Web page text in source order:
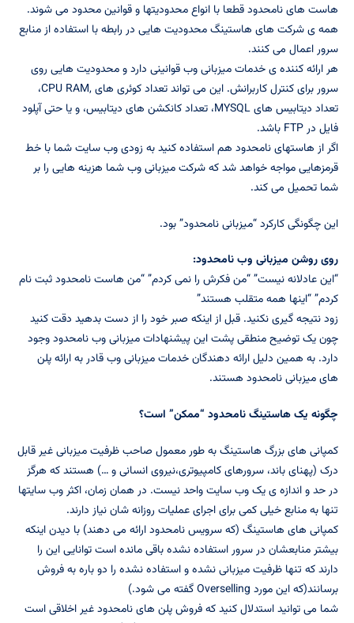
هاست های نامحدود قطعا با انواع محدودیتها و قوانین محدود می شوند.
همه ی شرکت های هاستینگ محدودیت هایی در رابطه با استفاده از منابع
سرور اعمال می کنند.
هر ارائه کننده ی خدمات میزبانی وب قوانینی دارد و محدودیت هایی روی
سرور برای کنترل کاربرانش. این می تواند تعداد کوئری های ,CPU RAM،
تعداد دیتابیس های MYSQL، تعداد کانکشن های دیتابیس، و یا حتی آپلود
فایل در FTP باشد.
اگر از هاستهای نامحدود هم استفاده کنید به زودی وب سایت شما با خط
قرمزهایی مواجه خواهد شد که شرکت میزبانی وب شما هزینه هایی را بر
شما تحمیل می کند.
این چگونگی کارکرد “میزبانی نامحدود” بود.
روی روشن میزبانی وب نامحدود:
“این عادلانه نیست” “من فکرش را نمی کردم” “من هاست نامحدود ثبت نام
کردم” “اینها همه متقلب هستند”
زود نتیجه گیری نکنید. قبل از اینکه صبر خود را از دست بدهید دقت کنید
چون یک توضیح منطقی پشت این پیشنهادات میزبانی وب نامحدود وجود
دارد. به همین دلیل ارائه دهندگان خدمات میزبانی وب قادر به ارائه پلن
های میزبانی نامحدود هستند.
چگونه یک هاستینگ نامحدود “ممکن” است؟
کمپانی های بزرگ هاستینگ به طور معمول صاحب ظرفیت میزبانی غیر قابل
درک (پهنای باند، سرورهای کامپیوتری،نیروی انسانی و …) هستند که هرگز
در حد و اندازه ی یک وب سایت واحد نیست. در همان زمان، اکثر وب سایتها
تنها به منابع خیلی کمی برای اجرای عملیات روزانه شان نیاز دارند.
کمپانی های هاستینگ (که سرویس نامحدود ارائه می دهند) با دیدن اینکه
بیشتر منابعشان در سرور استفاده نشده باقی مانده است توانایی این را
دارند که تنها ظرفیت میزبانی نشده و استفاده نشده را دو باره به فروش
برسانند(که این مورد Overselling گفته می شود.)
شما می توانید استدلال کنید که فروش پلن های نامحدود غیر اخلاقی است